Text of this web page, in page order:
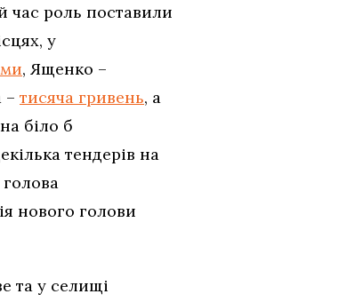
час роль поставили
у
, Ященко –
– тисяча гривень, а
біло б
тендерів на
нового голови
та у селищі